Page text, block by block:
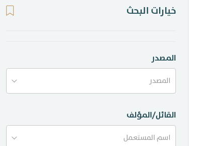
إحصاءات
منشورات
تواصل معنا
خيارات البحث
المصدر
المصدر
القائل/المؤلف
اسم المستعمل